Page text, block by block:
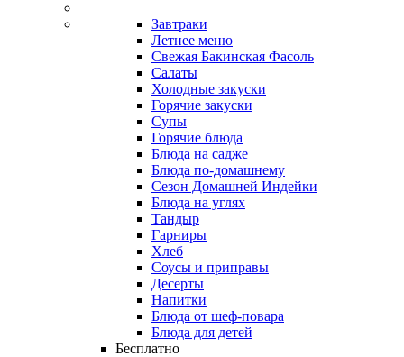
Завтраки
Летнее меню
Свежая Бакинская Фасоль
Салаты
Холодные закуски
Горячие закуски
Супы
Горячие блюда
Блюда на садже
Блюда по-домашнему
Сезон Домашней Индейки
Блюда на углях
Тандыр
Гарниры
Хлеб
Соусы и приправы
Десерты
Напитки
Блюда от шеф-повара
Блюда для детей
Бесплатно